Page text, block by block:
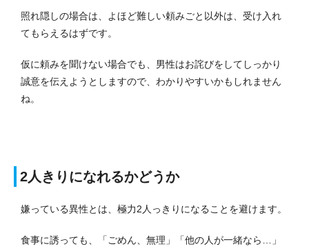
照れ隠しの場合は、よほど難しい頼みごと以外は、受け入れ
てもらえるはずです。
仮に頼みを聞けない場合でも、男性はお詫びをしてしっかり
誠意を伝えようとしますので、わかりやすいかもしれません
ね。
2人きりになれるかどうか
嫌っている異性とは、極力2人っきりになることを避けます。
食事に誘っても、「ごめん、無理」「他の人が一緒なら…」